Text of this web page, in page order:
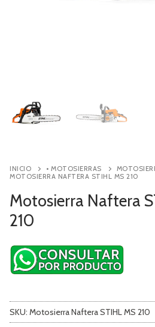
INICIO • MOTOSIERRAS
MOTOSIERRA NAFTERA STIHL MS 210
Motosierra Naftera
210
SKU: Motosierra Naftera STIHL MS 210